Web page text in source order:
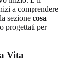
a comprendere
sezione cosa
progettati per
Vita